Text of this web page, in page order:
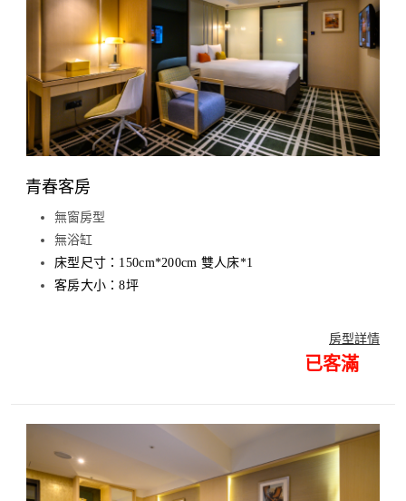
青春客房
無窗房型
無浴缸
床型尺寸：150cm*200cm 雙人床*1
客房大小：8坪
房型詳情
已客滿